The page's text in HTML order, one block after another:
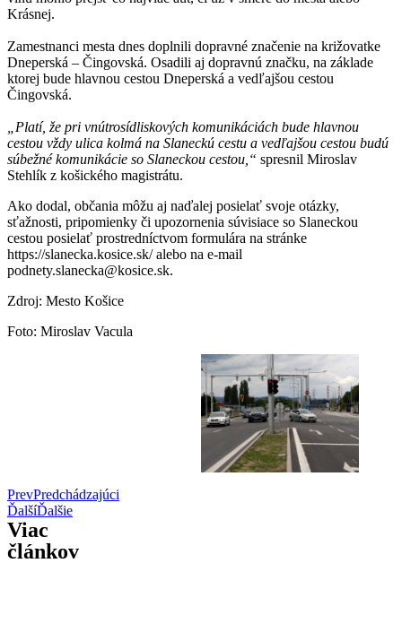
Krásnej.
Zamestnanci mesta dnes doplnili dopravné značenie na križovatke
Dneperská – Čingovská. Osadili aj dopravnú značku, na základe
ktorej bude hlavnou cestou Dneperská a vedľajšou cestou
Čingovská.
„Platí, že pri vnútrosídliskových komunikáciách bude hlavnou
cestou vždy ulica kolmá na Slaneckú cestu a vedľajšou cestou budú
súbežné komunikácie so Slaneckou cestou,“ spresnil Miroslav
Stehlík z košického magistrátu.
Ako dodal, občania môžu aj naďalej posielať svoje otázky,
sťažnosti, pripomienky či upozornenia súvisiace so Slaneckou
cestou posielať prostredníctvom formulára na stránke
https://slanecka.kosice.sk/ alebo na e-mail
podnety.slanecka@kosice.sk.
Zdroj: Mesto Košice
Foto: Miroslav Vacula
PrevPredchádzajúci
ĎalšíĎalšie
Viac
článkov